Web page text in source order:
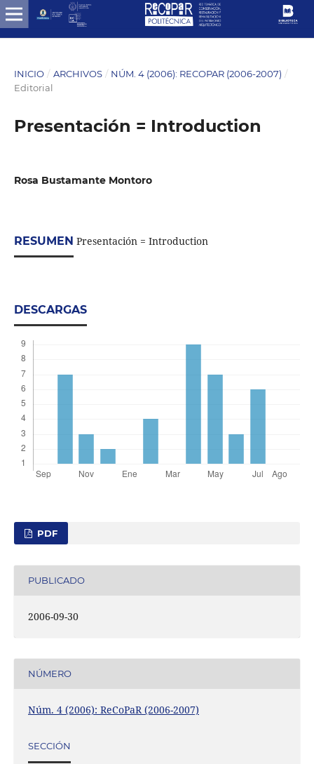
INICIO / ARCHIVOS / NÚM. 4 (2006): RECOPAR (2006-2007) /
Editorial
Presentación = Introduction
Rosa Bustamante Montoro
RESUMEN Presentación = Introduction
DESCARGAS
PDF
PUBLICADO
2006-09-30
NÚMERO
Núm. 4 (2006): ReCoPaR (2006-2007)
SECCIÓN